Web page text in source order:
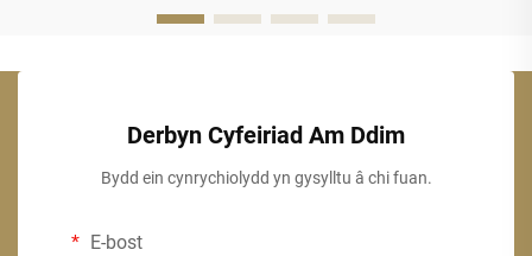
Derbyn Cyfeiriad Am Ddim
Bydd ein cynrychiolydd yn gysylltu â chi fuan.
E-bost